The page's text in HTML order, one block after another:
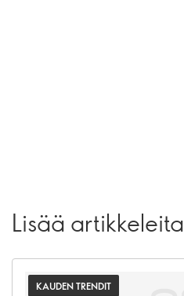
Lisää artikkeleita
KAUDEN TRENDIT